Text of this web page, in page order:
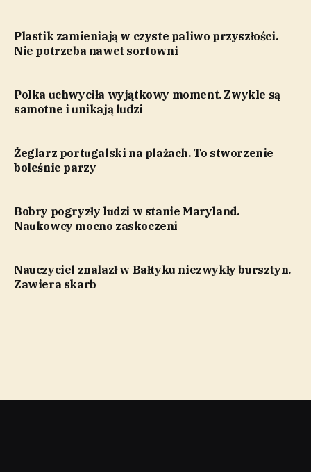
Plastik zamieniają w czyste paliwo przyszłości.
Nie potrzeba nawet sortowni
Polka uchwyciła wyjątkowy moment. Zwykle są
samotne i unikają ludzi
Żeglarz portugalski na plażach. To stworzenie
boleśnie parzy
Bobry pogryzły ludzi w stanie Maryland.
Naukowcy mocno zaskoczeni
Nauczyciel znalazł w Bałtyku niezwykły bursztyn.
Zawiera skarb